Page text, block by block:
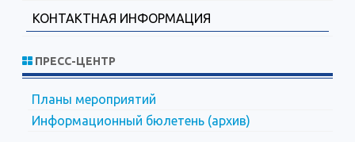
КОНТАКТНАЯ ИНФОРМАЦИЯ
ПРЕСС-ЦЕНТР
Планы мероприятий
Информационный бюлетень (архив)